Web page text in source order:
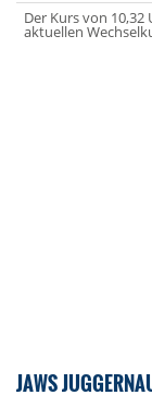
Der Kurs von 10,32
aktuellen
JAWS